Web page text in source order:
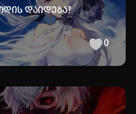
დაიდება?
0